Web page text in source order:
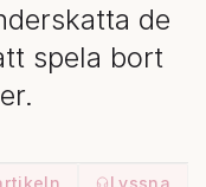
de
spela bort